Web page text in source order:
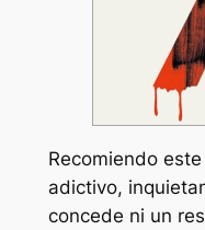
Recomiendo
adictivo,
concede ni un